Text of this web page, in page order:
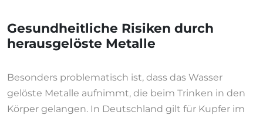
Gesundheitliche Risiken durch
herausgelöste Metalle
Besonders problematisch ist, dass das Wasser
gelöste Metalle aufnimmt, die beim Trinken in den
Körper gelangen. In Deutschland gilt für Kupfer im